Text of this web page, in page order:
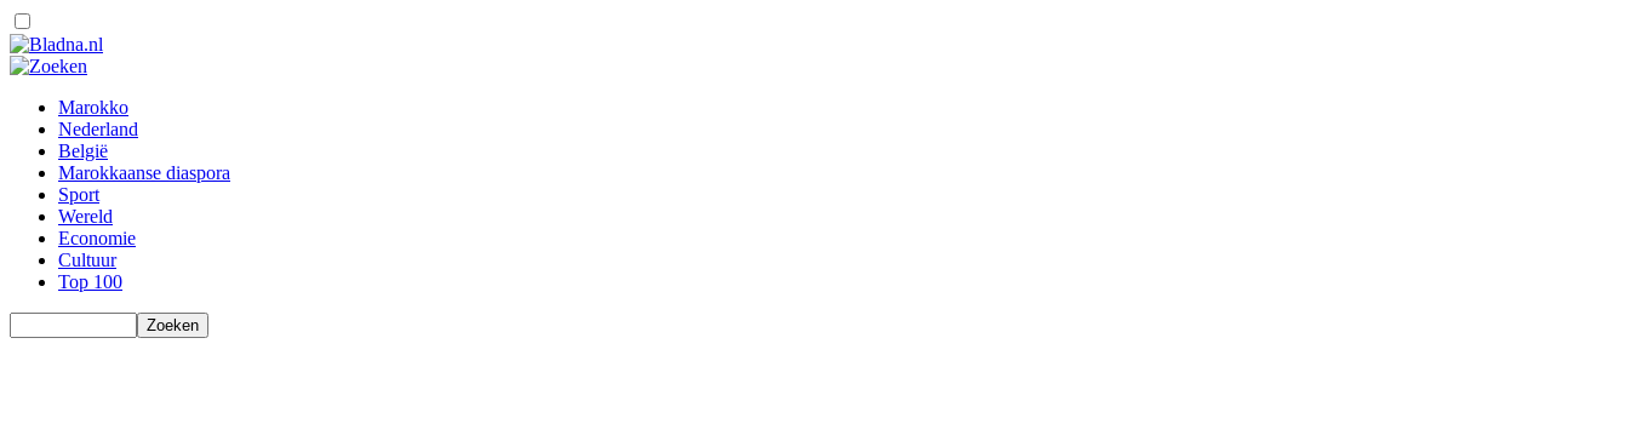
Marokko
Nederland
België
Marokkaanse diaspora
Sport
Wereld
Economie
Cultuur
Top 100